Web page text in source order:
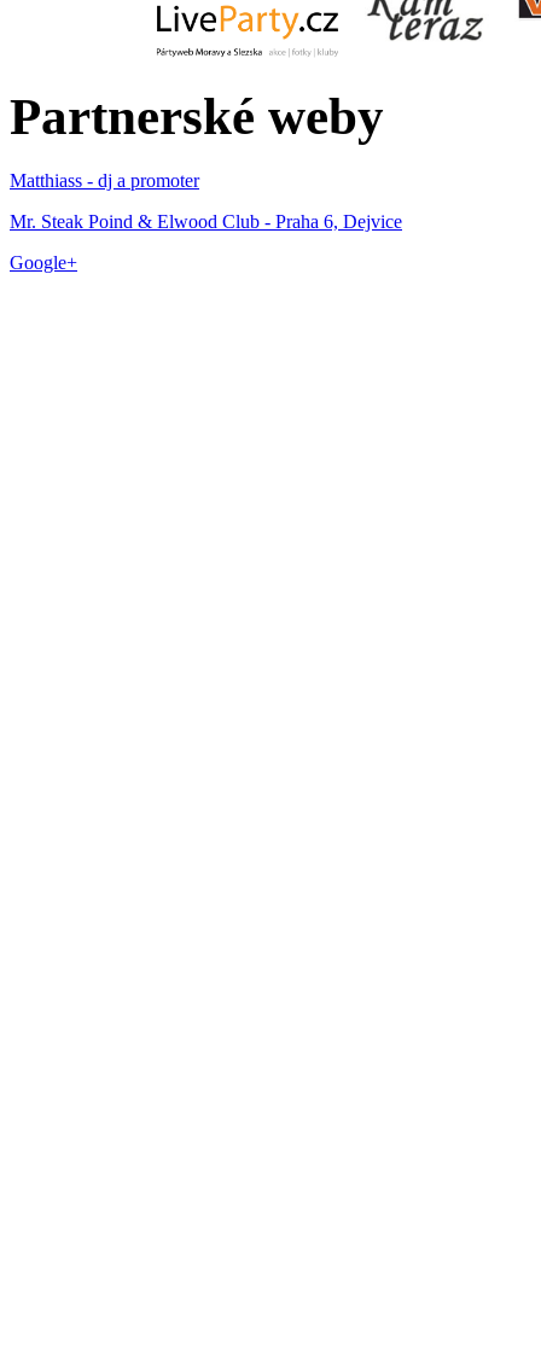
Partnerské weby
Matthiass - dj a promoter
Mr. Steak Poind & Elwood Club - Praha 6, Dejvice
Google+